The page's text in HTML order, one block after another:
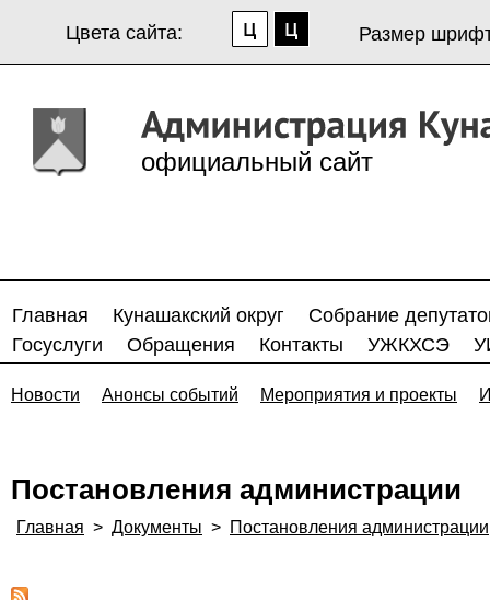
Цвета сайта: Размер
официальный сайт
Главная Кунашакский округ
Собрание
Госуслуги
Обращения Контакты УЖКХСЭ
Новости Анонсы событий Мероприятия и проекты
Постановления администрации
Главная > Документы > Постановления администрации